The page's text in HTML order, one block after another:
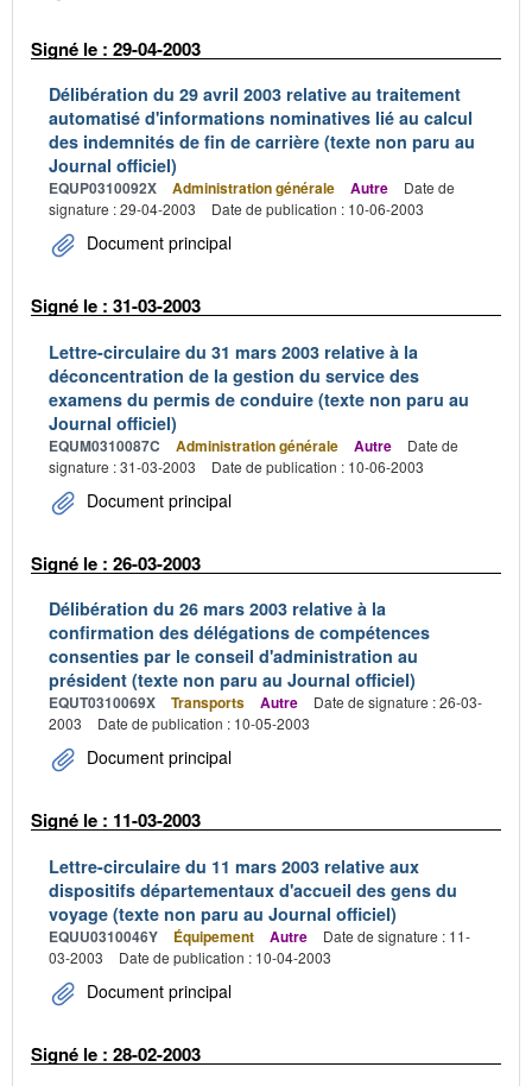
Signé le : 29-04-2003
Délibération du 29 avril 2003 relative au traitement
automatisé d'informations nominatives lié au calcul
des indemnités de fin de carrière (texte non paru au
Journal officiel)
EQUP0310092X Administration générale Autre
Date de
signature : 29-04-2003
Date de publication : 10-06-2003
Document principal
Signé le : 31-03-2003
Lettre-circulaire du 31 mars 2003 relative à la
déconcentration de la gestion du service des
examens du permis de conduire (texte non paru au
Journal officiel)
EQUM0310087C Administration générale Autre
Date de
signature : 31-03-2003
Date de publication : 10-06-2003
Document principal
Signé le : 26-03-2003
Délibération du 26 mars 2003 relative à la
confirmation des délégations de compétences
consenties par le conseil d'administration au
président (texte non paru au Journal officiel)
EQUT0310069X Transports Autre
Date de signature : 26-03-
2003
Date de publication : 10-05-2003
Document principal
Signé le : 11-03-2003
Lettre-circulaire du 11 mars 2003 relative aux
dispositifs départementaux d'accueil des gens du
voyage (texte non paru au Journal officiel)
EQUU0310046Y Équipement Autre
Date de signature : 11-
03-2003
Date de publication : 10-04-2003
Document principal
Signé le : 28-02-2003